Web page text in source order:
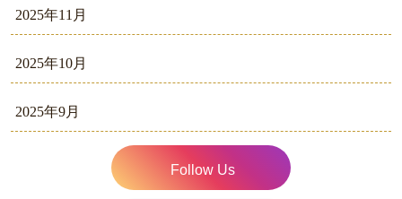
2025年11月
2025年10月
2025年9月
Follow Us